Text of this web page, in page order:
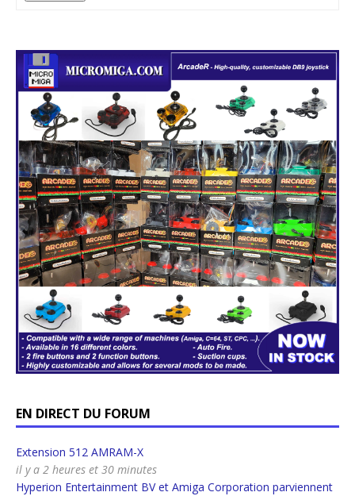
EN DIRECT DU FORUM
Extension 512 AMRAM-X
il y a 2 heures et 30 minutes
Hyperion Entertainment BV et Amiga Corporation parviennent